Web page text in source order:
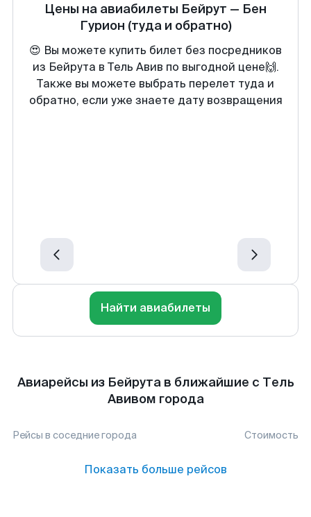
Цены на авиабилеты Бейрут — Бен
Гурион (туда и обратно)
😍 Вы можете купить билет без посредников
из Бейрута в Тель Авив по выгодной цене🙌.
Также вы можете выбрать перелет туда и
обратно, если уже знаете дату возвращения
Найти авиабилеты
Авиарейсы из Бейрута в ближайшие с Тель
Авивом города
Рейсы в соседние города Стоимость
Показать больше рейсов